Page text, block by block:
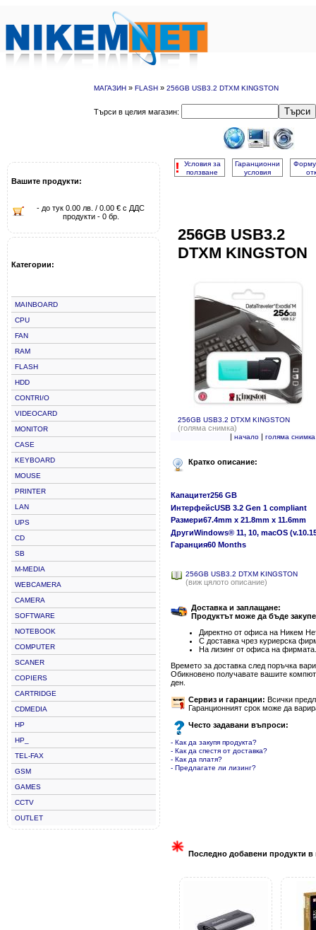
МАГАЗИН » FLASH » 256GB USB3.2 DTXM KINGSTON
Търси в целия магазин: Търси
Вашите продукти:
- до тук 0.00 лв. / 0.00 € с ДДС
продукти - 0 бр.
Категории:
MAINBOARD
CPU
FAN
RAM
FLASH
HDD
CONTRI/O
VIDEOCARD
MONITOR
CASE
KEYBOARD
MOUSE
PRINTER
LAN
UPS
CD
SB
M-MEDIA
WEBCAMERA
CAMERA
SOFTWARE
NOTEBOOK
COMPUTER
SCANER
COPIERS
CARTRIDGE
CDMEDIA
HP
HP_
TEL-FAX
GSM
GAMES
CCTV
OUTLET
!
Условия за
ползване
Гаранционни
условия
256GB USB3.2
DTXM KINGSTON
256GB USB3.2 DTXM KINGSTON
(голяма снимка)
| начало| голяма снимка
Кратко описание:
Капацитет256 GB
ИнтерфейсUSB 3.2 Gen 1 compliant
Размери67.4mm x 21.8mm x 11.6mm
ДругиWindows® 11, 10, macOS
Гаранция60 Months
256GB USB3.2 DTXM KINGSTON
(виж цялото описание)
Доставка и заплащане:
Продуктът може да бъде
Директно от офиса на Никем
С доставка чрез куриерска
На лизинг от офиса на фирмата.
Времето за доставка след поръчка
Обикновено получавате вашите
ден.
Сервиз и гаранции: Всички
Гаранционният срок може да
Често задавани въпроси:
- Как да закупя продукта?
- Как да спестя от доставка?
- Как да платя?
- Предлагате ли лизинг?
Последно добавени продукти в